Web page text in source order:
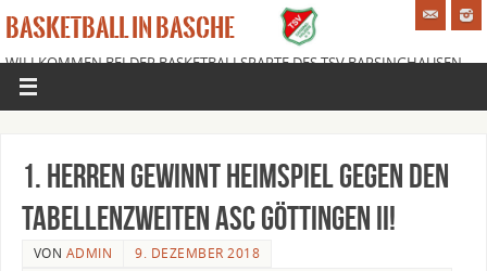
BASKETBALL IN BASCHE
WILLKOMMEN BEI DER BASKETBALLSPARTE DES TSV BARSINGHAUSEN
E.V.
1. Herren gewinnt Heimspiel gegen den
Tabellenzweiten ASC Göttingen II!
VON ADMIN
9. DEZEMBER 2018